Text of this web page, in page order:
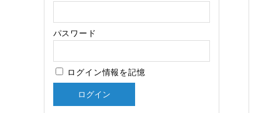
パスワード
ログイン情報を記憶